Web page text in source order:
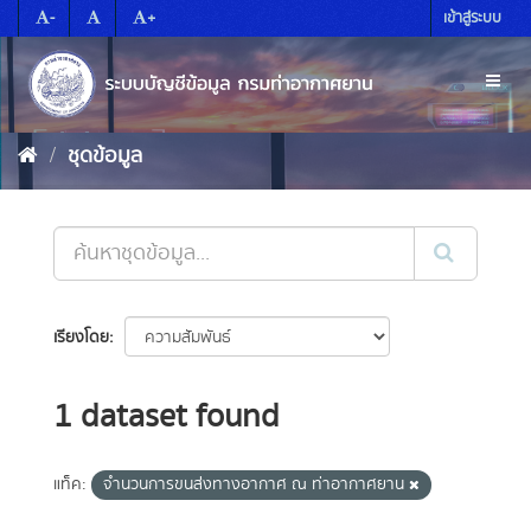
to
content
- + เข้าสู่ระบบ
ชุดข้อมูล
เรียงโดย
1 dataset found
แท็ค:
จำนวนการขนส่งทางอากาศ ณ ท่าอากาศยาน